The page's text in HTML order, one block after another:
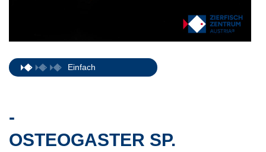
Einfach
-
OSTEOGASTER SP.